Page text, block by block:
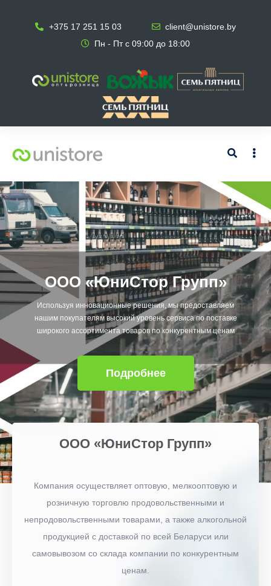
+375 17 251 15 03
client@unistore.by
Пн - Пт с 09:00 до 18:00
ООО «ЮниСтор Групп»
Используя инновационные решения, мы предоставляем
нашим покупателям высокий уровень сервиса по поставке
широкого ассортимента товаров по конкурентным ценам
Подробнее
ООО «ЮниСтор Групп»
Компания осуществляет оптовую, мелкооптовую и
розничную торговлю продовольственными и
непродовольственными товарами, а также алкогольной
продукцией с доставкой по всей Беларуси или
самовывозом со склада компании по конкурентным
ценам.